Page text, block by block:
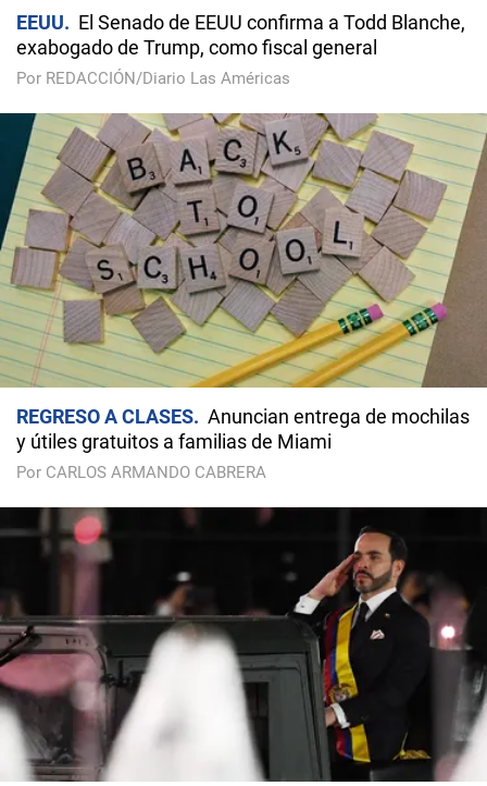
EEUU
El Senado de EEUU confirma a Todd Blanche,
exabogado de Trump, como fiscal general
Por REDACCIÓN/Diario Las Américas
REGRESO A CLASES
Anuncian entrega de mochilas
y útiles gratuitos a familias de Miami
Por CARLOS ARMANDO CABRERA